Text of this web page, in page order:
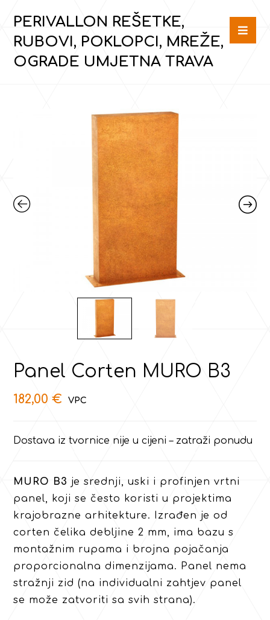
PERIVALLON REŠETKE,
RUBOVI, POKLOPCI, MREŽE,
OGRADE UMJETNA TRAVA
Panel Corten MURO B3
182,00€
Dostava iz tvornice nije u cijeni – zatraži ponudu
MURO B3 je srednji, uski i profinjen vrtni
panel, koji se često koristi u projektima
krajobrazne arhitekture. Izrađen je od
corten čelika debljine 2 mm, ima bazu s
montažnim rupama i brojna pojačanja
proporcionalna dimenzijama. Panel nema
stražnji zid (na individualni zahtjev panel
se može zatvoriti sa svih strana).